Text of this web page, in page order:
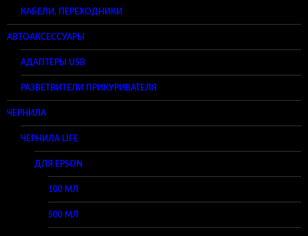
КАБЕЛИ, ПЕРЕХОДНИКИ
АВТОАКСЕССУАРЫ
АДАПТЕРЫ USB
РАЗВЕТВИТЕЛИ ПРИКУРИВАТЕЛЯ
ЧЕРНИЛА
ЧЕРНИЛА LIFE
ДЛЯ EPSON
100 МЛ
500 МЛ